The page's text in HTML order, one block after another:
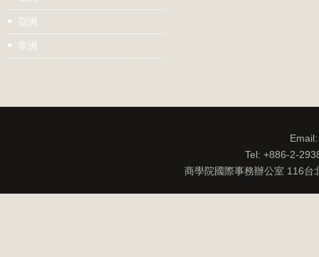
亞洲
非洲
Tel: +886-2-
商學院國際事務辦公室 116台